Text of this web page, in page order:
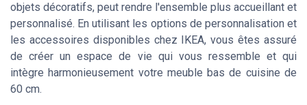
objets décoratifs, peut rendre l'ensemble plus accueillant et
personnalisé. En utilisant les options de personnalisation et
les accessoires disponibles chez IKEA, vous êtes assuré
de créer un espace de vie qui vous ressemble et qui
intègre harmonieusement votre meuble bas de cuisine de
60 cm.